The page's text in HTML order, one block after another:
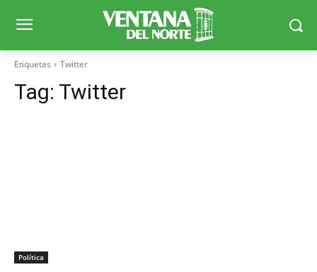
Etiquetas Twitter
Tag: Twitter
Política